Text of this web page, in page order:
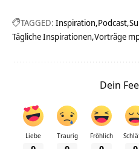
TAGGED: Inspiration Podcast
Tägliche Inspirationen Vorträge
Dein
Liebe Traurig Fröhlich